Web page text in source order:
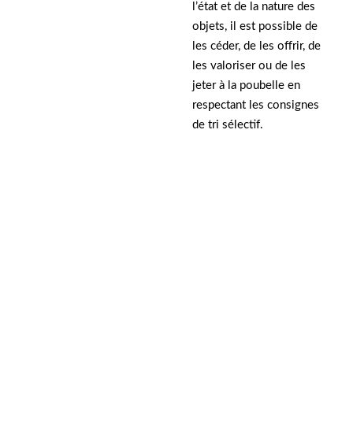
l’état et de la nature des
objets, il est possible de
les céder, de les offrir, de
les valoriser ou de les
jeter à la poubelle en
respectant les consignes
de tri sélectif.